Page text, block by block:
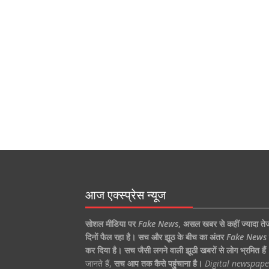
आज एक्स्प्रेस न्यूज
सोशल मीडिया पर Fake News, असल खबर से कहीं ज्यादा
दिनों फैल रहा है। सच और झूठ के बीच का अंतर Fake News
कर दिया है। सच जैसी लगने वाली झूठी खबरों से लोग भ्रमित
जानते हैं, सच आप तक कैसे पहुंचाना है। Digital